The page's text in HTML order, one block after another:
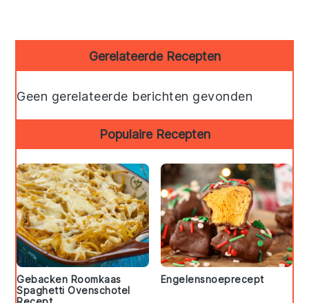
Sidebar
Gerelateerde Recepten
Geen gerelateerde berichten gevonden
Populaire Recepten
Gebacken Roomkaas
Spaghetti Ovenschotel
Engelensnoeprecept